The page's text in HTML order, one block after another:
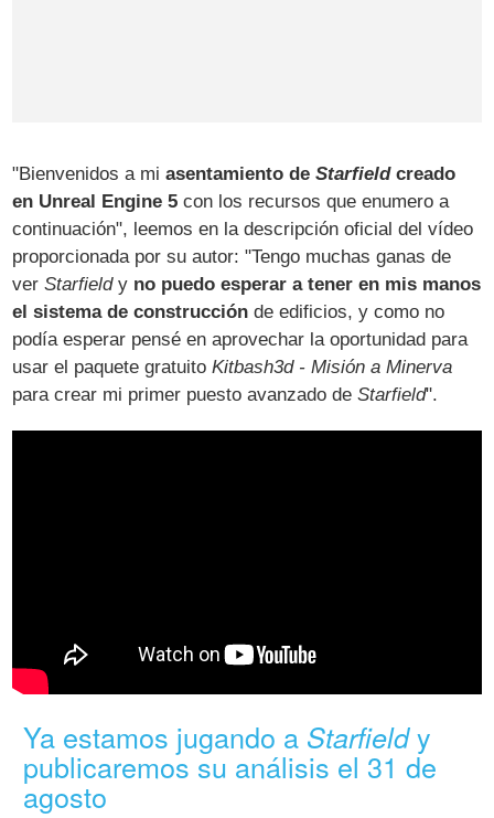
"Bienvenidos a miasentamiento deStarfieldcreado
en Unreal Engine 5 con los recursos que enumero a
continuación", leemos en la descripción oficial del vídeo
proporcionada por su autor: "Tengo muchas ganas de
verStarfieldy no puedo esperar a tener en mis manos
el sistema de construcción de edificios, y como no
podía esperar pensé en aprovechar la oportunidad para
usar el paquete gratuitoKitbash3d - Misión a Minerva
para crear mi primer puesto avanzado deStarfield".
Ya estamos jugando a Starfieldy
publicaremos su análisis el 31 de
agosto